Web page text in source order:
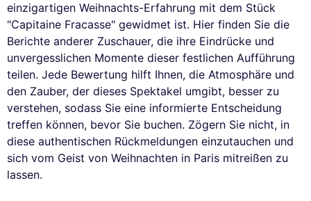
einzigartigen Weihnachts-Erfahrung mit dem Stück
"Capitaine Fracasse" gewidmet ist. Hier finden Sie die
Berichte anderer Zuschauer, die ihre Eindrücke und
unvergesslichen Momente dieser festlichen Aufführung
teilen. Jede Bewertung hilft Ihnen, die Atmosphäre und
den Zauber, der dieses Spektakel umgibt, besser zu
verstehen, sodass Sie eine informierte Entscheidung
treffen können, bevor Sie buchen. Zögern Sie nicht, in
diese authentischen Rückmeldungen einzutauchen und
sich vom Geist von Weihnachten in Paris mitreißen zu
lassen.